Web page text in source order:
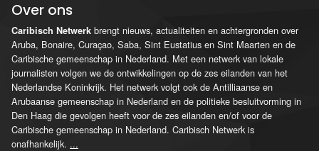
Over ons
Caribisch Netwerk brengt nieuws, actualiteiten en achtergronden over
Aruba, Bonaire, Curaçao, Saba, Sint Eustatius en Sint Maarten en de
Caribische gemeenschap in Nederland. Met een netwerk van lokale
journalisten volgen we de ontwikkelingen op de zes eilanden van het
Nederlandse Koninkrijk. Het netwerk volgt ook de Antilliaanse en
Arubaanse gemeenschap in Nederland en de politieke besluitvorming in
Den Haag die gevolgen heeft voor de zes eilanden en/of voor de
Caribische gemeenschap in Nederland. Caribisch Netwerk is
onafhankelijk. ...